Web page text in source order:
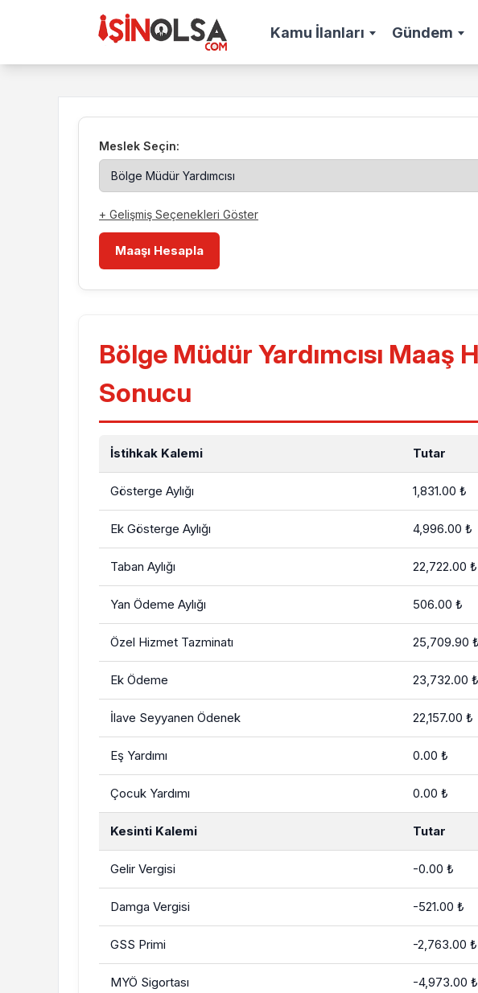
Kamu İlanları Gündem
Meslek Seçin:
+ Gelişmiş Seçenekleri Göster
Maaşı Hesapla
Bölge Müdür Yardımcısı Maaş
Sonucu
İstihkak Kalemi Tutar
Gösterge Aylığı 1,831.00 ₺
Ek Gösterge Aylığı 4,996.00 ₺
Taban Aylığı 22,722.00 ₺
Yan Ödeme Aylığı 506.00 ₺
Özel Hizmet Tazminatı 25,709.90 ₺
Ek Ödeme 23,732.00 ₺
İlave Seyyanen Ödenek 22,157.00 ₺
Eş Yardımı 0.00 ₺
Çocuk Yardımı 0.00 ₺
Kesinti Kalemi Tutar
Gelir Vergisi -0.00 ₺
Damga Vergisi -521.00 ₺
GSS Primi -2,763.00 ₺
MYÖ Sigortası -4,973.00 ₺